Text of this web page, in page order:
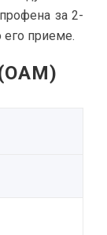
за 2-
его приеме.